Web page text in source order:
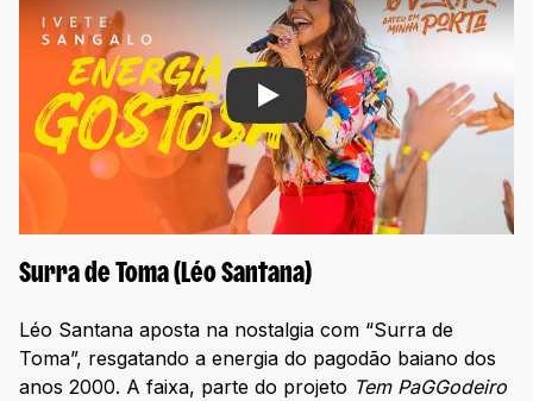
Play
Surra de Toma (Léo Santana)
Léo Santana aposta na nostalgia com “Surra de
Toma”, resgatando a energia do pagodão baiano dos
anos 2000. A faixa, parte do projeto Tem PaGGodeiro